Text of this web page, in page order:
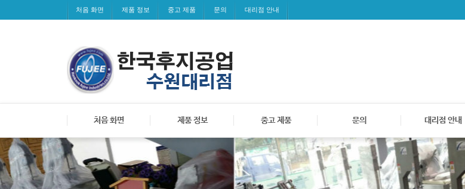
처음 화면 제품 정보 중고 제품 문의 대리점 안내
처음 화면 제품 정보 중고 제품 문의 대리점 안내